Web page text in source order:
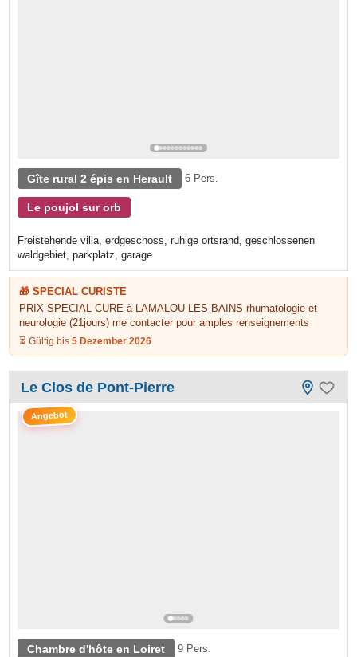
Gîte rural 2 épis en Herault 6 Pers.
Le poujol sur orb
Freistehende villa, erdgeschoss, ruhige ortsrand, geschlossenen
waldgebiet, parkplatz, garage
🎁 SPECIAL CURISTE
PRIX SPECIAL CURE à LAMALOU LES BAINS rhumatologie et
neurologie (21jours) me contacter pour amples renseignements
⏳ Gültig bis5 Dezember 2026
Angebot
Le Clos de Pont-Pierre
Chambre d'hôte en Loiret 9 Pers.